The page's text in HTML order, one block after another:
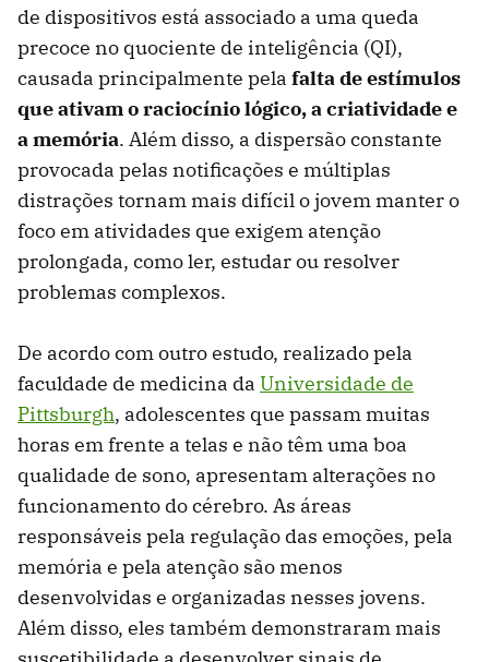
de dispositivos está associado a uma queda
precoce no quociente de inteligência (QI),
causada principalmente pela falta de estímulos
que ativam o raciocínio lógico, a criatividade e
a memória. Além disso, a dispersão constante
provocada pelas notificações e múltiplas
distrações tornam mais difícil o jovem manter o
foco em atividades que exigem atenção
prolongada, como ler, estudar ou resolver
problemas complexos.
De acordo com outro estudo, realizado pela
faculdade de medicina da Universidade de
Pittsburgh, adolescentes que passam muitas
horas em frente a telas e não têm uma boa
qualidade de sono, apresentam alterações no
funcionamento do cérebro. As áreas
responsáveis pela regulação das emoções, pela
memória e pela atenção são menos
desenvolvidas e organizadas nesses jovens.
Além disso, eles também demonstraram mais